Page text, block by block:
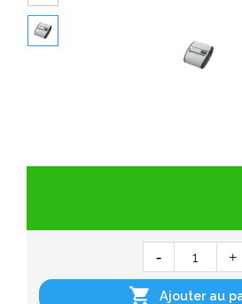
 Ajouter au